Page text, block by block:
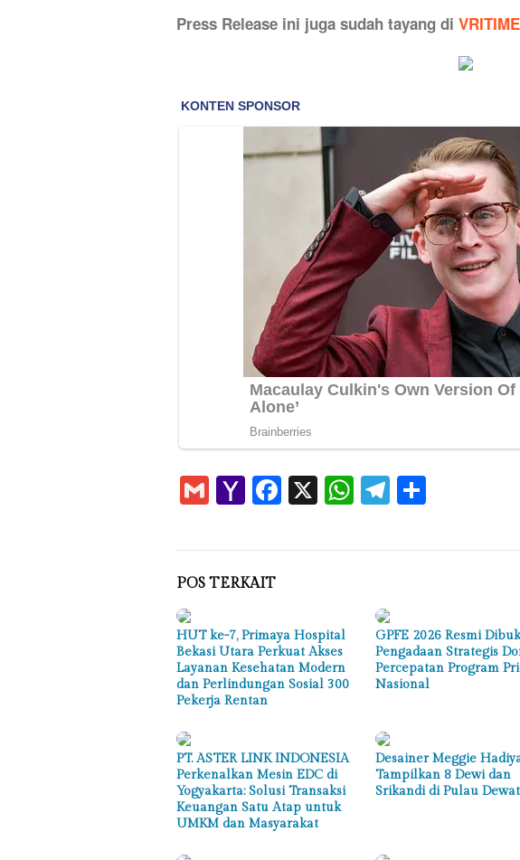
Press Release ini juga sudah tayang di
GmailYahoo
Mail
Facebook
X WhatsApp
Telegram
POS TERKAIT
HUT ke-7, Primaya Hospital
Bekasi Utara Perkuat Akses
Layanan Kesehatan Modern
dan Perlindungan Sosial 300
Pekerja Rentan
GPFE 2026 Resmi
Pengadaan Strategis
Percepatan Program
Nasional
PT. ASTER LINK INDONESIA
Perkenalkan Mesin EDC di
Yogyakarta: Solusi Transaksi
Keuangan Satu Atap untuk
UMKM dan Masyarakat
Desainer Meggie
Tampilkan 8 Dewi dan
Srikandi di Pulau